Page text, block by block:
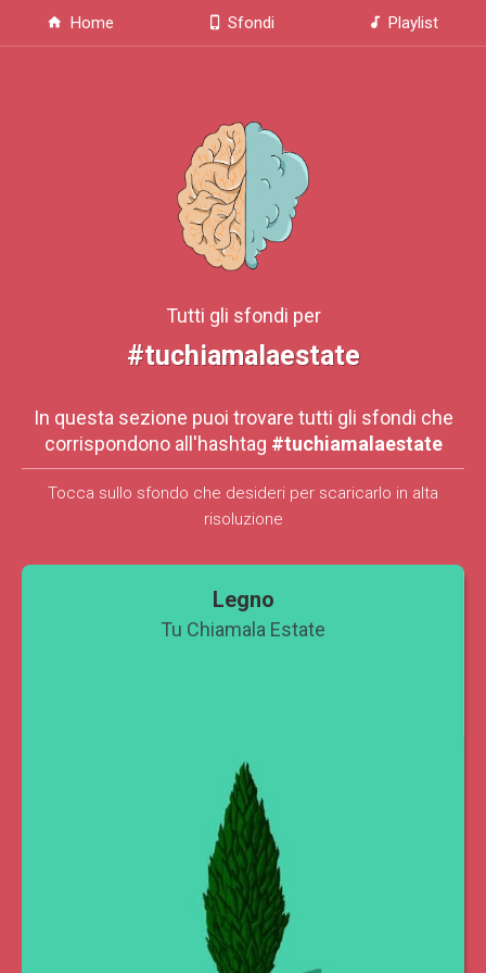
Home Sfondi Playlist
Tutti gli sfondi per
#tuchiamalaestate
In questa sezione puoi trovare tutti gli sfondi che
corrispondono all'hashtag #tuchiamalaestate
Tocca sullo sfondo che desideri per scaricarlo in alta
risoluzione
Legno
Tu Chiamala Estate